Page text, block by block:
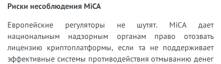
Риски несоблюдения MiCA
Европейские регуляторы не шутят. MiCA дает
национальным надзорным органам право отозвать
лицензию криптоплатформы, если та не поддерживает
эффективные системы противодействия отмыванию денег